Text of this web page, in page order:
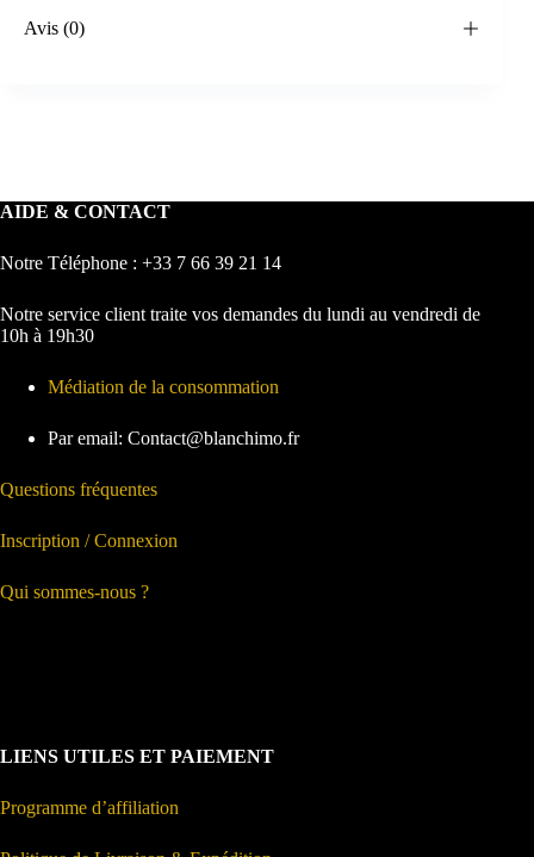
Avis (0)
AIDE & CONTACT
Notre Téléphone : +33 7 66 39 21 14
Notre service client traite vos demandes du lundi au vendredi de
10h à 19h30
Médiation de la consommation
Par email: Contact@blanchimo.fr
Questions fréquentes
Inscription / Connexion
Qui sommes-nous ?
LIENS UTILES ET PAIEMENT
Programme d’affiliation